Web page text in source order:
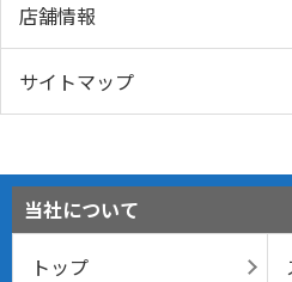
店舗情報
サイトマップ
当社について
トップ